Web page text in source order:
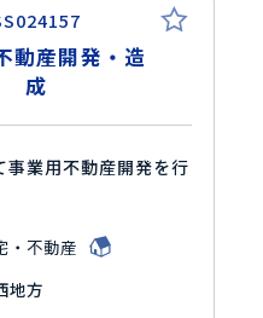
動産開発・造
成
事業用不動産開発を行
・不動産
地方